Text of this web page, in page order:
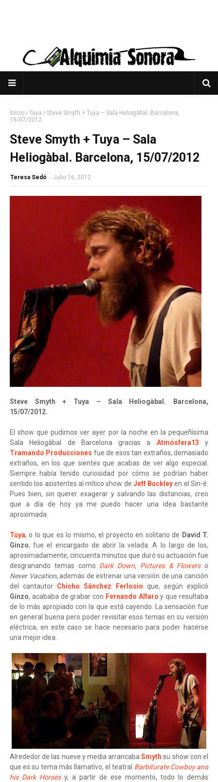
Inicio Tuya
Steve Smyth + Tuya – Sala Heliogàbal. Barcelona,
15/07/2012
Steve Smyth + Tuya – Sala
Heliogàbal. Barcelona, 15/07/2012
Teresa Sedó - Julio 16, 2012
Steve Smyth + Tuya – Sala Heliogàbal. Barcelona,
15/07/2012.
El show que pudimos ver ayer por la noche en la pequeñísima
Sala Heliogàbal de Barcelona gracias a Atmósfera13
y
Tramando Producciones fue de esos tan extraños, demasiado
extraños, en los que sientes que acabas de ver algo especial.
Siempre había tenido curiosidad por cómo se podrían haber
sentido los asistentes al mítico show de Jeff Buckleyen el Sin-é.
Pues bien, sin querer exagerar y salvando las distancias, creo
que a día de hoy ya me puedo hacer una idea bastante
aproximada.
Tuya, o lo que es lo mismo, el proyecto en solitario de David T.
Ginzo, fue el encargado de abrir la velada. A lo largo de los,
aproximadamente, cincuenta minutos que duró su actuación fue
desgranando temas como Dark Down, Pictures & Flowerso
Never Vacation, además de estrenar una versión de una canción
del cantautor Chicho Sánchez Ferlosio que, según explicó
Ginzo, acababa de grabar con Fernando Alfaro y que resultaba
de lo más apropiado con la que está cayendo. La sensación fue
en general buena pero poder revisitar esos temas en su versión
eléctrica, en este caso se hace necesario para poder hacerse
una mejor idea.
Alrededor de las nueve y media arrancabaSmyth su show con el
que es su tema más llamativo, el teatral Barbiturate Cowboy and
his Dark Horsesy, a partir de ese momento, todo lo demás